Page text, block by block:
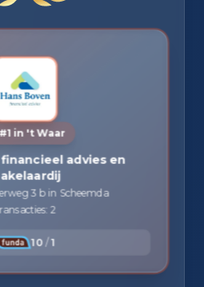
#1 in 't Waar
advies en
3 b in Scheemda
2
10 / 1